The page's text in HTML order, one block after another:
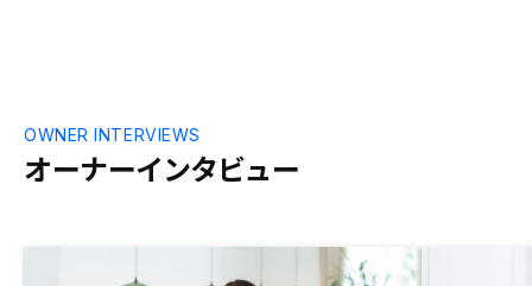
オーナーインタビュー
OWNER INTERVIEWS